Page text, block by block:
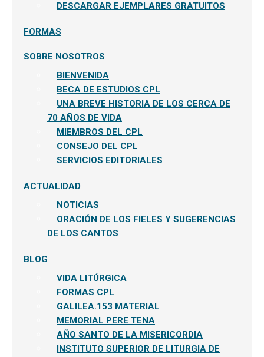
DESCARGAR EJEMPLARES GRATUITOS
FORMAS
SOBRE NOSOTROS
BIENVENIDA
BECA DE ESTUDIOS CPL
UNA BREVE HISTORIA DE LOS CERCA DE
70 AÑOS DE VIDA
MIEMBROS DEL CPL
CONSEJO DEL CPL
SERVICIOS EDITORIALES
ACTUALIDAD
NOTICIAS
ORACIÓN DE LOS FIELES Y SUGERENCIAS
DE LOS CANTOS
BLOG
VIDA LITÚRGICA
FORMAS CPL
GALILEA.153 MATERIAL
MEMORIAL PERE TENA
AÑO SANTO DE LA MISERICORDIA
INSTITUTO SUPERIOR DE LITURGIA DE